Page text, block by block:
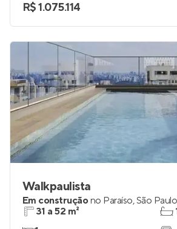
R$ 1.075.114
Walkpaulista
Em construçãono Paraíso,São Paulo
31 a 52 m²